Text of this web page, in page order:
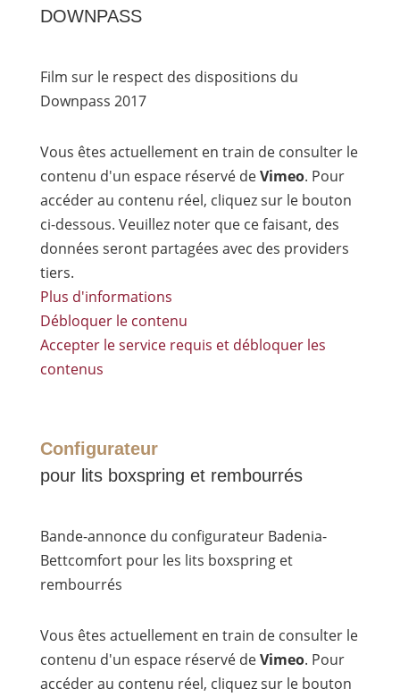
DOWNPASS
Film sur le respect des dispositions du
Downpass 2017
Vous êtes actuellement en train de consulter le
contenu d'un espace réservé deVimeo. Pour
accéder au contenu réel, cliquez sur le bouton
ci-dessous. Veuillez noter que ce faisant, des
données seront partagées avec des providers
tiers.
Plus d'informations
Débloquer le contenu
Accepter le service requis et débloquer les
contenus
Configurateur
pour lits boxspring et rembourrés
Bande-annonce du configurateur Badenia-
Bettcomfort pour les lits boxspring et
rembourrés
Vous êtes actuellement en train de consulter le
contenu d'un espace réservé deVimeo. Pour
accéder au contenu réel, cliquez sur le bouton